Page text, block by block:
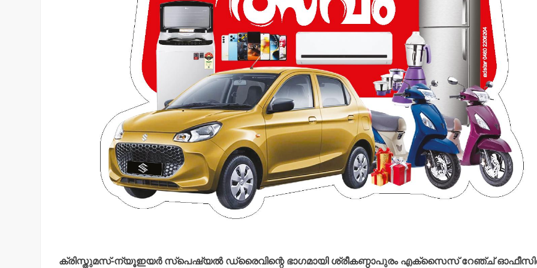
ക്രിസ്തുമസ്-ന്യൂഇയര്‍ സ്‌പെഷ്യല്‍ ഡ്രൈവിന്റെ ഭാഗമായി ശ്രീകണ്ഠാപുരം എക്‌സൈസ് റേഞ്ച്